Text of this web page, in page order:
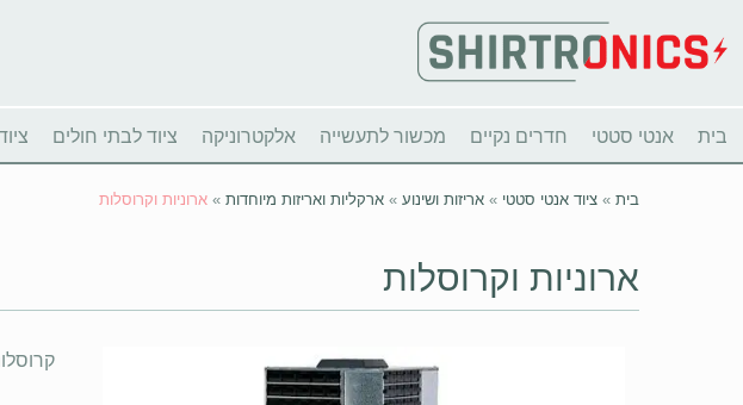
בית אנטי סטטי חדרים נקיים מכשור לתעשייה אלקטרוניקה ציוד לבתי חולים
בית » ציוד אנטי סטטי » אריזות ושינוע » ארקליות ואריזות מיוחדות » ארוניות וקרוסלות
ארוניות וקרוסלות